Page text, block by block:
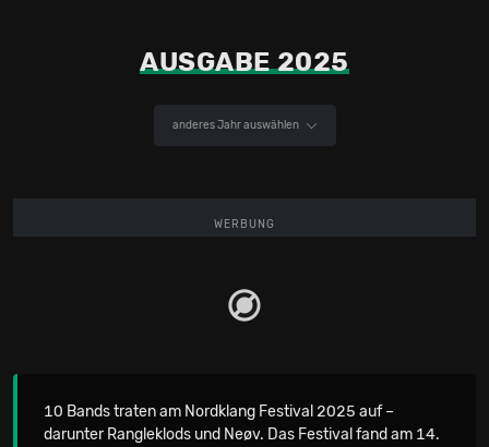
AUSGABE 2025
anderes Jahr auswählen
WERBUNG
10 Bands traten am Nordklang Festival 2025 auf –
darunter Rangleklods und Neøv. Das Festival fand am 14.